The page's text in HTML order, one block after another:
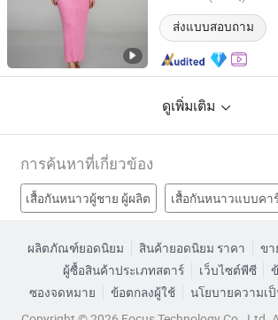
ส่งแบบสอบถาม
ดูเพิ่มเติม
การค้นหาที่เกี่ยวข้อง
เสื้อกันหนาวผู้ชาย ผู้ผลิต เสื้อกันหนาวแบบคา
เสื้อสเวตเตอร์คอกลมโรงงาน
ผลิตภัณฑ์ยอดนิยม สินค้ายอดนิยม ราคา
ข
ผู้ซื้อสินค้าประเภทสตาร์
เว็บไซต์พีซี
ซองจดหมาย
ข้อตกลงผู้ใช้ นโยบายความเ